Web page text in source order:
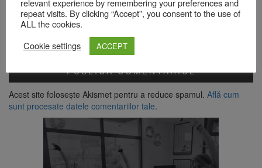
Verificare anti-robot
Click pentru a începe verificarea
Acest site folosește Akismet pentru a reduce spamul. Află cum
sunt procesate datele comentariilor tale.
repeat visits. By clicking “Accept”, you consent to the use of
ALL the cookies.
Cookie settings
ACCEPT